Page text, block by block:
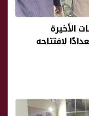
الأخيرة
لافتتاحه